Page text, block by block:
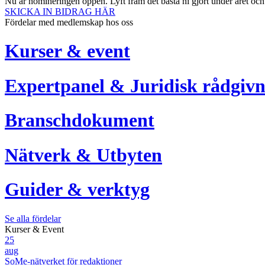
SKICKA IN BIDRAG HÄR
Fördelar med medlemskap hos oss
Kurser & event
Expertpanel & Juridisk
Branschdokument
Nätverk & Utbyten
Guider & verktyg
Se alla fördelar
Kurser & Event
25
aug
SoMe-nätverket för redaktioner